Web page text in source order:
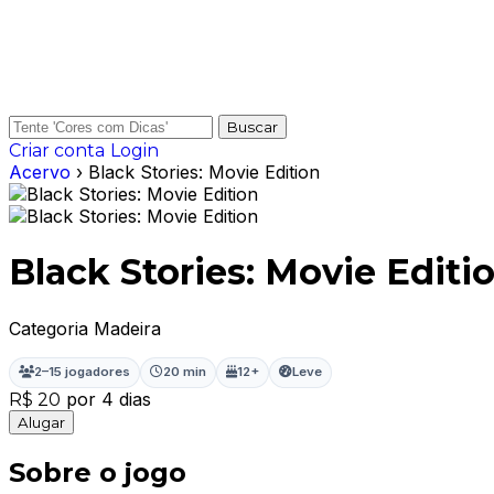
Buscar
Criar conta Login
Acervo › Black Stories: Movie Edition
Black Stories: Movie
Categoria Madeira
2–15 jogadores 20 min 12+ Leve
R$ 20 por 4 dias
Alugar
Sobre o jogo